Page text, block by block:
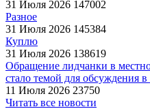
31 Июля 2026 147002
Разное
31 Июля 2026 145384
Куплю
31 Июля 2026 138619
Обращение лидчанки в
стало темой для обсуждения в
11 Июля 2026 23750
Читать все новости